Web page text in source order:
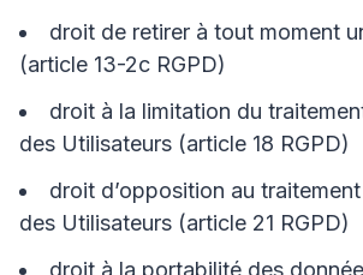
droit de retirer à tout moment
(article 13-2c RGPD)
droit à la limitation du
des Utilisateurs (article 18 RGPD)
droit d’opposition au
des Utilisateurs (article 21 RGPD)
droit à la portabilité des